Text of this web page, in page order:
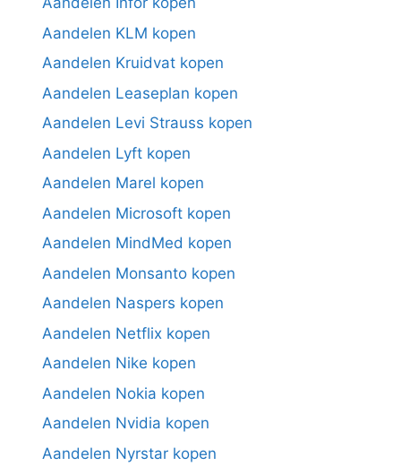
Aandelen KLM kopen
Aandelen Kruidvat kopen
Aandelen Leaseplan kopen
Aandelen Levi Strauss kopen
Aandelen Lyft kopen
Aandelen Marel kopen
Aandelen Microsoft kopen
Aandelen MindMed kopen
Aandelen Monsanto kopen
Aandelen Naspers kopen
Aandelen Netflix kopen
Aandelen Nike kopen
Aandelen Nokia kopen
Aandelen Nvidia kopen
Aandelen Nyrstar kopen